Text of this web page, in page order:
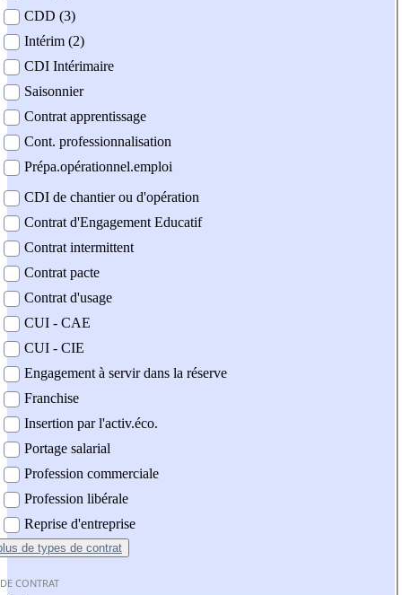
CDD (3)
Intérim (2)
CDI Intérimaire
Saisonnier
Contrat apprentissage
Cont. professionnalisation
Prépa.opérationnel.emploi
CDI de chantier ou d'opération
Contrat d'Engagement Educatif
Contrat intermittent
Contrat pacte
Contrat d'usage
CUI - CAE
CUI - CIE
Engagement à servir dans la réserve
Franchise
Insertion par l'activ.éco.
Portage salarial
Profession commerciale
Profession libérale
Reprise d'entreprise
de types de contrat
CONTRAT